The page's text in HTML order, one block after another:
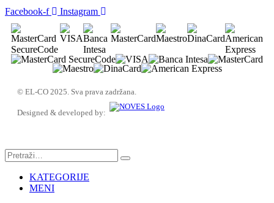
Facebook-f Instagram
© EL-CO 2025. Sva prava zadržana.
Designed & developed by:
KATEGORIJE
MENI